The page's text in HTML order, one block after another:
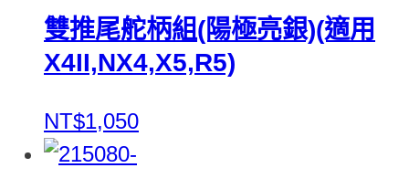
雙推尾舵柄組(陽極亮銀)(適用
X4II,NX4,X5,R5)
NT$1,050